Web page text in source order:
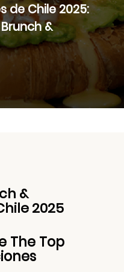
de Chile 2025:
&
&
2025
The Top